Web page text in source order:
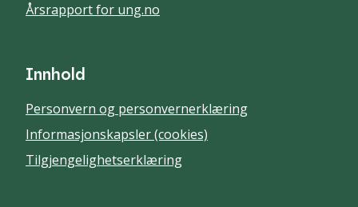
Årsrapport for ung.no
Innhold
Personvern og personvernerklæring
Informasjonskapsler (cookies)
Tilgjengelighetserklæring